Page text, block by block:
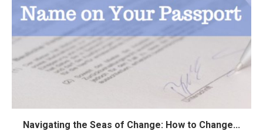
Navigating the Seas of Change: How to Change...